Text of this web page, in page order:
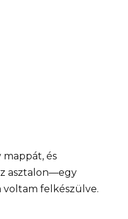
és
asztalon—egy
voltam felkészülve.